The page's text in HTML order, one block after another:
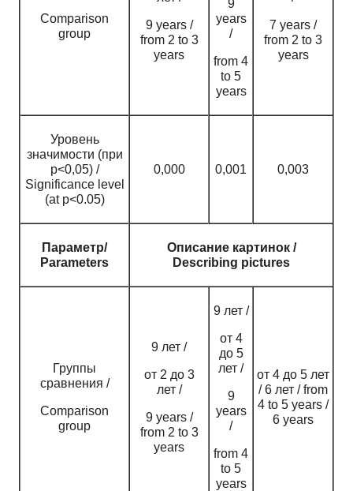
Comparison
group
9 years /
from 2 to 3
years
9
years
/
from 4
to 5
years
7 years /
from 2 to 3
years
Уровень
значимости (при
p<0,05) /
Significance level
(at p<0.05)
0,000 0,001 0,003
Параметр/
Parameters
Описание картинок /
Describing pictures
Группы
сравнения /
Comparison
group
9 лет /
от 2 до 3
лет /
9 years /
from 2 to 3
years
9 лет /
от 4
до 5
лет /
9
years
/
from 4
to 5
years
от 4 до 5 лет
/ 6 лет / from
4 to 5 years /
6 years